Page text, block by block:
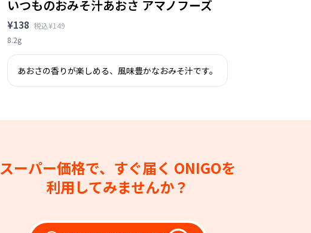
いつものおみそ汁あおさ アマノフーズ
¥138 税込¥149
8.2g
あおさの香りが楽しめる、風味豊かなおみそ汁です。
スーパー価格で、すぐ届く ONIGOを
利用してみませんか？